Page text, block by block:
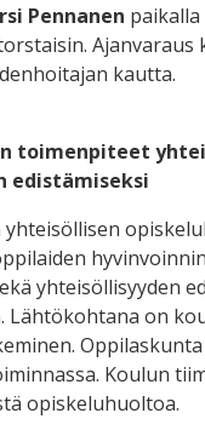
Pennanen
Ajanvaraus
kautta.
toimenpiteet
edistämiseksi
yhteisöllisen
yhteisöllisyyden
Lähtökohtana on
Koulun
opiskeluhuoltoa.